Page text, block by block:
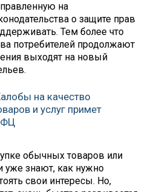
на
о защите прав
Тем более что
потребителей продолжают
выходят на новый
на качество
и услуг примет
обычных товаров или
уже знают, как нужно
свои интересы. Но,